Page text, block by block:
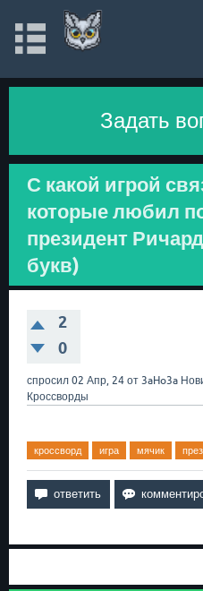
Задать
С какой игрой
которые любил
президент
букв)
2
0
спросил 02 Апр, 24 от 3aHo3a
Кроссворды
кроссворд игра мячик